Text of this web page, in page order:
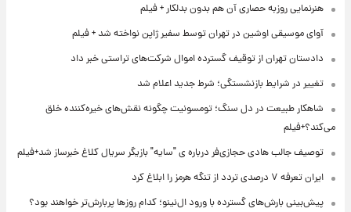
هنرنمایی روزبه حصاری آن هم بدون بدلکار + فیلم
آوای موسیقی اوشین در تهران توسط سفیر ژاپن نواخته شد + فیلم
دادستان تهران از توقیف گسترده اموال شرکت‌های تراستی خبر داد
تغییر در شرایط بازنشستگی؛ شرط جدید اعلام شد
شاهکار طبیعت در دل سنگ؛ تومسونیت چگونه نقش‌های خیره‌کننده خلق
می‌کند؟+فیلم
توصیف جالب هادی حجازی‌فر درباره ی "سایه" بازیگر سریال کلاغ خبرساز شد+فیلم
ایران تعرفه ۷ درصدی تردد از تنگه هرمز را ابلاغ کرد
پیش‌بینی بارش‌های گسترده با ورود ال‌نینو؛ کدام روزها پربارش‌تر خواهند بود؟